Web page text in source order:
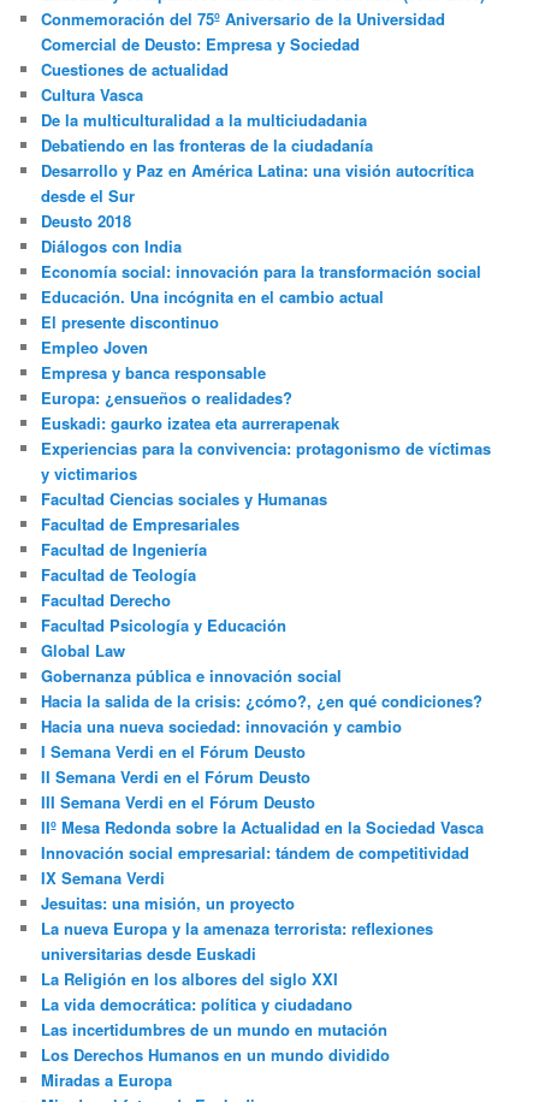
Conmemoración del 75º Aniversario de la Universidad
Comercial de Deusto: Empresa y Sociedad
Cuestiones de actualidad
Cultura Vasca
De la multiculturalidad a la multiciudadania
Debatiendo en las fronteras de la ciudadanía
Desarrollo y Paz en América Latina: una visión autocrítica
desde el Sur
Deusto 2018
Diálogos con India
Economía social: innovación para la transformación social
Educación. Una incógnita en el cambio actual
El presente discontinuo
Empleo Joven
Empresa y banca responsable
Europa: ¿ensueños o realidades?
Euskadi: gaurko izatea eta aurrerapenak
Experiencias para la convivencia: protagonismo de víctimas
y victimarios
Facultad Ciencias sociales y Humanas
Facultad de Empresariales
Facultad de Ingeniería
Facultad de Teología
Facultad Derecho
Facultad Psicología y Educación
Global Law
Gobernanza pública e innovación social
Hacia la salida de la crisis: ¿cómo?, ¿en qué condiciones?
Hacia una nueva sociedad: innovación y cambio
I Semana Verdi en el Fórum Deusto
II Semana Verdi en el Fórum Deusto
III Semana Verdi en el Fórum Deusto
IIº Mesa Redonda sobre la Actualidad en la Sociedad Vasca
Innovación social empresarial: tándem de competitividad
IX Semana Verdi
Jesuitas: una misión, un proyecto
La nueva Europa y la amenaza terrorista: reflexiones
universitarias desde Euskadi
La Religión en los albores del siglo XXI
La vida democrática: política y ciudadano
Las incertidumbres de un mundo en mutación
Los Derechos Humanos en un mundo dividido
Miradas a Europa